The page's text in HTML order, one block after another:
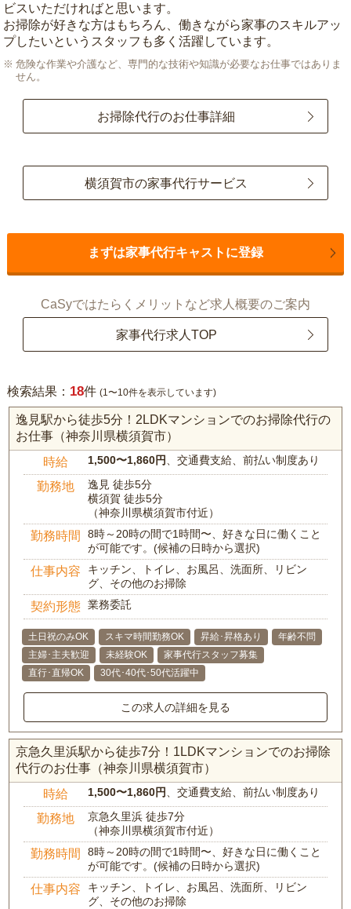
ビスいただければと思います。
お掃除が好きな方はもちろん、働きながら家事のスキルアッ
プしたいというスタッフも多く活躍しています。
危険な作業や介護など、専門的な技術や知識が必要なお仕事ではありま
せん。
お掃除代行のお仕事詳細
横須賀市の家事代行サービス
まずは家事代行キャストに登録
CaSyではたらくメリットなど求人概要のご案内
家事代行求人TOP
検索結果： 18件 (1〜10件を表示しています)
逸見駅から徒歩5分！2LDKマンションでのお掃除代行の
お仕事（神奈川県横須賀市）
時給 1,500〜1,860円、交通費支給、前払い制度あり
勤務地
逸見 徒歩5分
横須賀 徒歩5分
（神奈川県横須賀市付近）
勤務時間
8時～20時の間で1時間〜、好きな日に働くこと
が可能です。(候補の日時から選択)
仕事内容
キッチン、トイレ、お風呂、洗面所、リビン
グ、その他のお掃除
契約形態 業務委託
土日祝のみOK スキマ時間勤務OK 昇給･昇格あり
年齢不問
主婦･主夫歓迎
未経験OK
家事代行スタッフ募集
直行･直帰OK
30代･40代･50代活躍中
この求人の詳細を見る
京急久里浜駅から徒歩7分！1LDKマンションでのお掃除
代行のお仕事（神奈川県横須賀市）
時給 1,500〜1,860円、交通費支給、前払い制度あり
勤務地
京急久里浜 徒歩7分
（神奈川県横須賀市付近）
勤務時間
8時～20時の間で1時間〜、好きな日に働くこと
が可能です。(候補の日時から選択)
仕事内容
キッチン、トイレ、お風呂、洗面所、リビン
グ、その他のお掃除